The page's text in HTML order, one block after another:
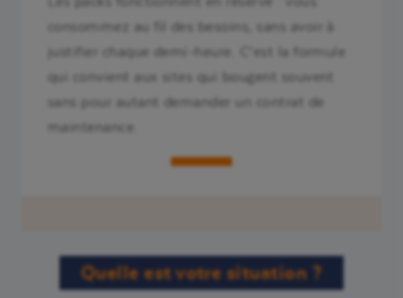
consommez au fil des besoins, sans avoir à
justifier chaque demi-heure. C’est la formule
qui convient aux sites qui bougent souvent
sans pour autant demander un contrat de
maintenance.
Quelle est votre situation ?